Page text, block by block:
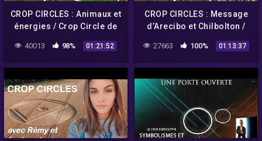
CROP CIRCLES : Animaux et
énergies / Crop Circle de
Marly / Message canalisé
– Umberto Molinaro
40013 98% 01:21:52
CROP CIRCLES : Message
d’Arecibo et Chilbolton /
Nombre d'Or caché / 888 –
Umberto Molinaro
27663 100% 01:13:37